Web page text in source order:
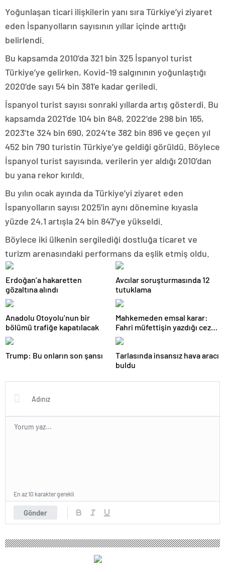
Yoğunlaşan ticari ilişkilerin yanı sıra Türkiye’yi ziyaret
eden İspanyolların sayısının yıllar içinde arttığı
belirlendi.
Bu kapsamda 2010’da 321 bin 325 İspanyol turist
Türkiye’ye gelirken, Kovid-19 salgınının yoğunlaştığı
2020’de sayı 54 bin 381’e kadar geriledi.
İspanyol turist sayısı sonraki yıllarda artış gösterdi. Bu
kapsamda 2021’de 104 bin 848, 2022’de 298 bin 165,
2023’te 324 bin 690, 2024’te 382 bin 896 ve geçen yıl
452 bin 790 turistin Türkiye’ye geldiği görüldü. Böylece
İspanyol turist sayısında, verilerin yer aldığı 2010’dan
bu yana rekor kırıldı.
Bu yılın ocak ayında da Türkiye’yi ziyaret eden
İspanyolların sayısı 2025’in aynı dönemine kıyasla
yüzde 24,1 artışla 24 bin 847’ye yükseldi.
Böylece iki ülkenin sergilediği dostluğa ticaret ve
turizm arenasındaki performans da eşlik etmiş oldu.
Erdoğan’a hakaretten
gözaltına alındı
Avcılar soruşturmasında 12
tutuklama
Anadolu Otoyolu’nun bir
bölümü trafiğe kapatılacak
Mahkemeden emsal karar:
Fahri müfettişin yazdığı ceza
iptal edildi
Trump: Bu onların son şansı
Tarlasında insansız hava aracı
buldu
Gönder
En az 10 karakter gerekli